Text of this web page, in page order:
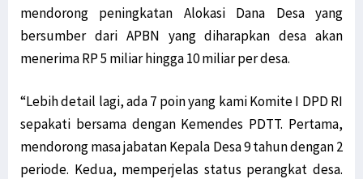
mendorong peningkatan Alokasi Dana Desa yang
bersumber dari APBN yang diharapkan desa akan
menerima RP 5 miliar hingga 10 miliar per desa.
“Lebih detail lagi, ada 7 poin yang kami Komite I DPD RI
sepakati bersama dengan Kemendes PDTT. Pertama,
mendorong masa jabatan Kepala Desa 9 tahun dengan 2
periode. Kedua, memperjelas status perangkat desa.